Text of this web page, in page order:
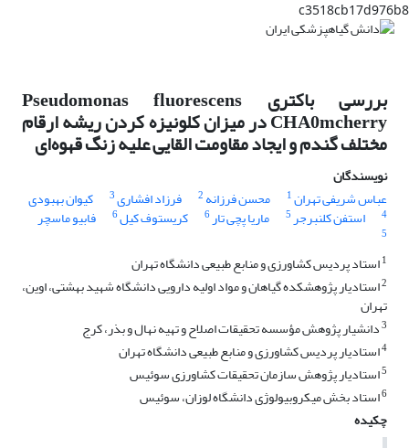
c3518cb17d976b8
بررسی باکتری Pseudomonas fluorescens
CHA0mcherry در میزان کلونیزه کردن ریشه ارقام
مختلف گندم و ایجاد مقاومت القایی علیه زنگ قهوه‌ای
نویسندگان
عباس شریفی تهران1 محسن فرزانه 2 فرزاد افشاری3 کیوان بهبودی
4 استفن کلنبرجر5 ماریا پچی تار6 کریستوف کیل6 فابیو ماسچر
5
1استاد پردیس کشاورزی و منابع طبیعی دانشگاه تهران
2استادیار پژوهشکده گیاهان و مواد اولیه دارویی دانشگاه شهید بهشتی، اوین،
تهران
3دانشیار پژوهش مؤسسه تحقیقات اصلاح و تهیه نهال و بذر، کرج
4استادیار پردیس کشاورزی و منابع طبیعی دانشگاه تهران
5استادیار پژوهش سازمان تحقیقات کشاورزی سوئیس
6استاد بخش میکروبیولوژی دانشگاه لوزان، سوئیس
چکیده